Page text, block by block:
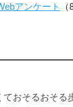
アンケート
ておそるおそる